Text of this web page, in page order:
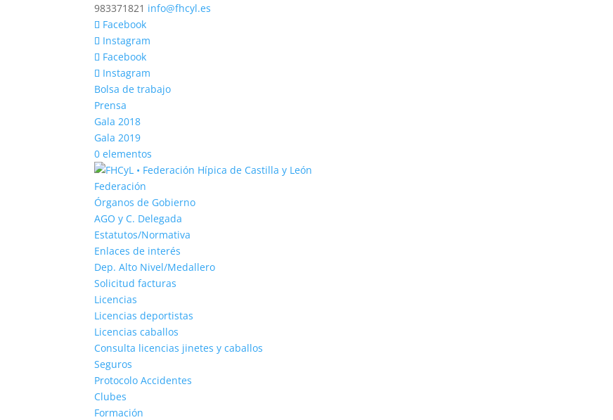
983371821 info@fhcyl.es
Facebook
Instagram
Facebook
Instagram
Bolsa de trabajo
Prensa
Gala 2018
Gala 2019
0 elementos
Federación
Órganos de Gobierno
AGO y C. Delegada
Estatutos/Normativa
Enlaces de interés
Dep. Alto Nivel/Medallero
Solicitud facturas
Licencias
Licencias deportistas
Licencias caballos
Consulta licencias jinetes y caballos
Seguros
Protocolo Accidentes
Clubes
Formación